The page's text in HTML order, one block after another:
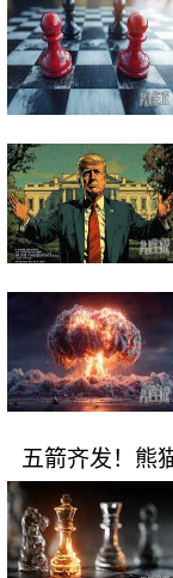
五箭齐发！熊